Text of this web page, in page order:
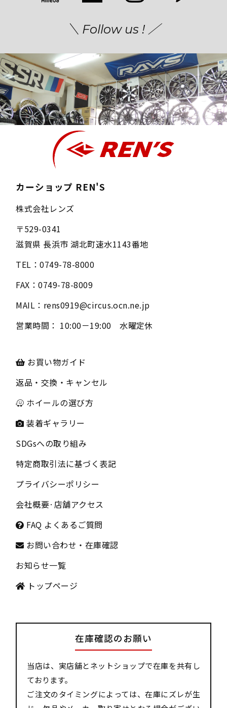
＼ Follow us ! ／
カーショップ REN'S
株式会社レンズ
〒529-0341
滋賀県 長浜市 湖北町速水1143番地
TEL：0749-78-8000
FAX：0749-78-8009
MAIL： rens0919@circus.ocn.ne.jp
営業時間： 10:00－19:00 水曜定休
お買い物ガイド
返品・交換・キャンセル
ホイールの選び方
装着ギャラリー
SDGsへの取り組み
特定商取引法に基づく表記
プライバシーポリシー
会社概要· 店舗アクセス
FAQ よくあるご質問
お問い合わせ・在庫確認
お知らせ一覧
トップページ
在庫確認のお願い
当店は、実店舗とネットショップで在庫を共有し
ております。
ご注文のタイミングによっては、在庫にズレが生